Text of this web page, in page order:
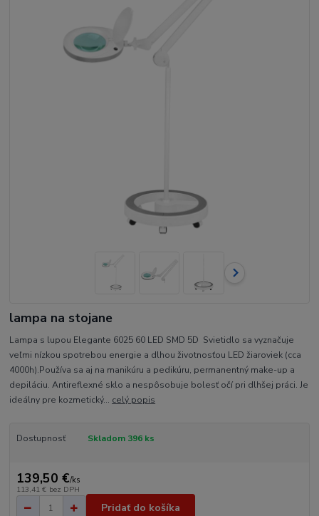
lampa na stojane
Lampa s lupou Elegante 6025 60 LED SMD 5D Svietidlo sa vyznačuje
veľmi nízkou spotrebou energie a dlhou životnosťou LED žiaroviek (cca
4000h).Používa sa aj na manikúru a pedikúru, permanentný make-up a
depiláciu. Antireflexné sklo a nespôsobuje bolesť očí pri dlhšej práci. Je
ideálny pre kozmetický... celý popis
Dostupnosť Skladom 396 ks
139,50 €/ks
113,41 € bez DPH
Pridať do košíka